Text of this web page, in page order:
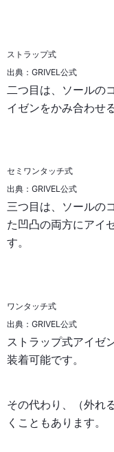
ストラップ式
出典：GRIVEL公式
二つ目は、ソールの
イゼンをかみ合わせ
セミワンタッチ式
出典：GRIVEL公式
三つ目は、ソールの
た凹凸の両方にアイ
す。
ワンタッチ式
出典：GRIVEL公式
ストラップ式アイゼ
装着可能です。
その代わり、（外れ
くこともあります。